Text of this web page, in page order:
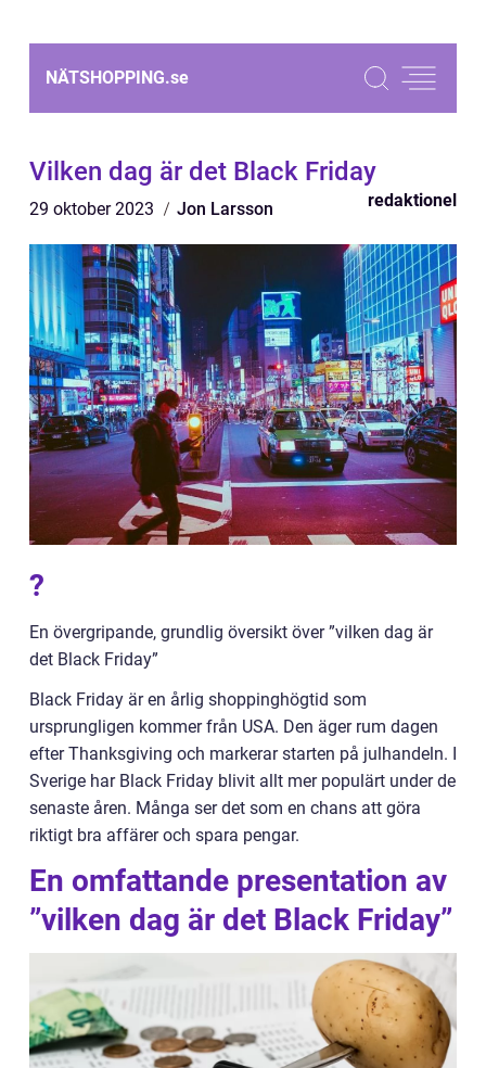
NÄTSHOPPING.se
Vilken dag är det Black Friday
29 oktober 2023 Jon Larsson redaktionel
?
En övergripande, grundlig översikt över ”vilken dag är
det Black Friday”
Black Friday är en årlig shoppinghögtid som
ursprungligen kommer från USA. Den äger rum dagen
efter Thanksgiving och markerar starten på julhandeln. I
Sverige har Black Friday blivit allt mer populärt under de
senaste åren. Många ser det som en chans att göra
riktigt bra affärer och spara pengar.
En omfattande presentation av
”vilken dag är det Black Friday”